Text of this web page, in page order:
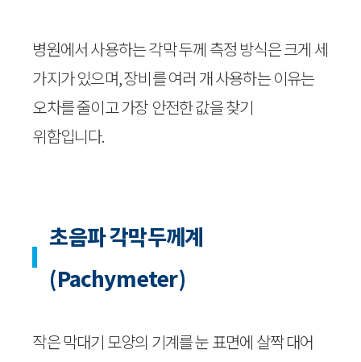
병원에서 사용하는 각막 두께 측정 방식은 크게 세
가지가 있으며, 장비를 여러 개 사용하는 이유는
오차를 줄이고 가장 안전한 값을 찾기
위함입니다.
초음파 각막두께계
(Pachymeter)
작은 막대기 모양의 기계를 눈 표면에 살짝 대어